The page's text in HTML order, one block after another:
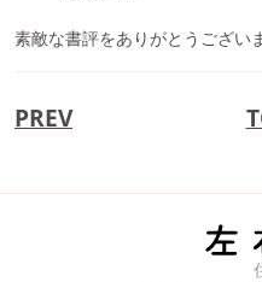
素敵な書評をありがとうござい
PREV